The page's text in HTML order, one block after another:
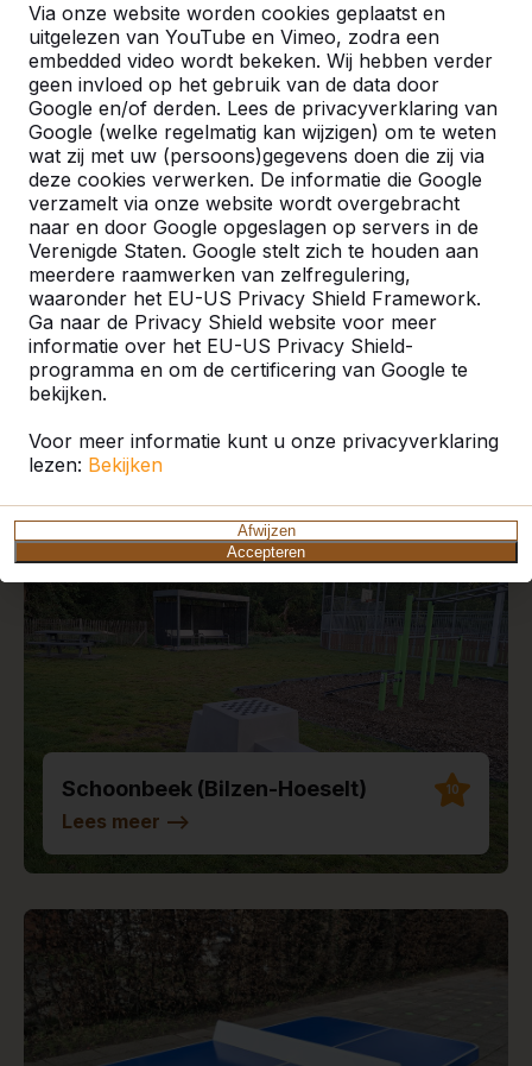
Via onze website worden cookies geplaatst en
uitgelezen van YouTube en Vimeo, zodra een
embedded video wordt bekeken. Wij hebben verder
geen invloed op het gebruik van de data door
Google en/of derden. Lees de privacyverklaring van
Google (welke regelmatig kan wijzigen) om te weten
wat zij met uw (persoons)gegevens doen die zij via
deze cookies verwerken. De informatie die Google
verzamelt via onze website wordt overgebracht
naar en door Google opgeslagen op servers in de
Verenigde Staten. Google stelt zich te houden aan
meerdere raamwerken van zelfregulering,
waaronder het EU-US Privacy Shield Framework.
Ga naar de Privacy Shield website voor meer
informatie over het EU-US Privacy Shield-
programma en om de certificering van Google te
bekijken.
Voor meer informatie kunt u onze privacyverklaring
lezen: Bekijken
Afwijzen
Accepteren
Een speltafel voor oneindig
buitenspeelplezier:
weerbestendig, oerdegelijk en
daarom dus een duurzame
keuze.
Voetvolleybal is een
van tafeltennis en
op een schoolplein,
openbare ruimte.
Recente plaatsingen en
Schoonbeek (Bilzen-Hoeselt) 10
Lees meer -->